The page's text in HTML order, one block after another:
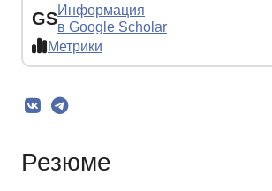
GSИнформация
в Google Scholar
Метрики
Резюме